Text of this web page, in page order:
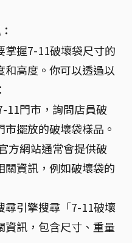
掌握7-11破壞袋尺寸的
高度。你可以透過以
11門市，詢問店員破
擺放的破壞袋樣品。
方網站通常會提供破
關資訊，例如破壞袋的
尋引擎搜尋「7-11破壞
訊，包含尺寸、重量